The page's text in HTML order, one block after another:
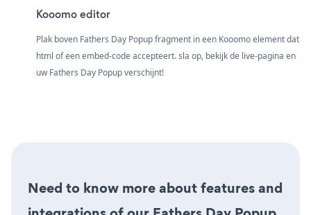
Kooomo editor
Plak boven Fathers Day Popup fragment in een Kooomo element dat
html of een embed-code accepteert. sla op, bekijk de live-pagina en
uw Fathers Day Popup verschijnt!
Need to know more about features and